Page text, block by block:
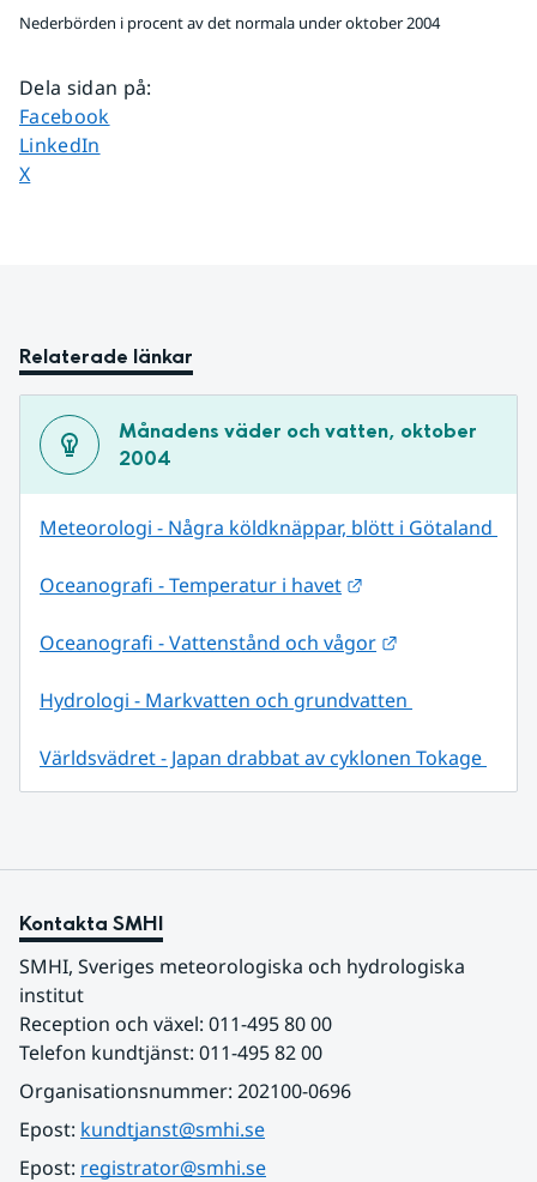
Nederbörden i procent av det normala under oktober 2004
Dela sidan på:
Dela sidan på
Facebook
Dela sidan på
LinkedIn
Dela sidan på
X
Relaterade länkar
Månadens väder och vatten, oktober
2004
Meteorologi - Några köldknäppar, blött i Götaland
Oceanografi - Temperatur i havet
Oceanografi - Vattenstånd och vågor
Hydrologi - Markvatten och grundvatten
Världsvädret - Japan drabbat av cyklonen Tokage
Kontakta SMHI
SMHI, Sveriges meteorologiska och hydrologiska
institut
Reception och växel: 011-495 80 00
Telefon kundtjänst: 011-495 82 00
Organisationsnummer: 202100-0696
Epost: kundtjanst@smhi.se
Epost: registrator@smhi.se